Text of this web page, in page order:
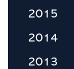
2015
2014
2013